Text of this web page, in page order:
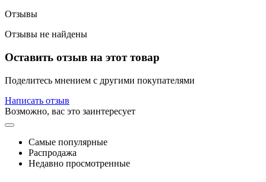
Отзывы
Отзывы не найдены
Оставить отзыв на этот товар
Поделитесь мнением с другими покупателями
Написать отзыв
Возможно, вас это заинтересует
Самые популярные
Распродажа
Недавно просмотренные